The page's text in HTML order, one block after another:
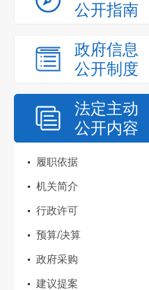
公开指南
政府信息
公开制度
法定主动
公开内容
履职依据
机关简介
行政许可
预算/决算
政府采购
建议提案